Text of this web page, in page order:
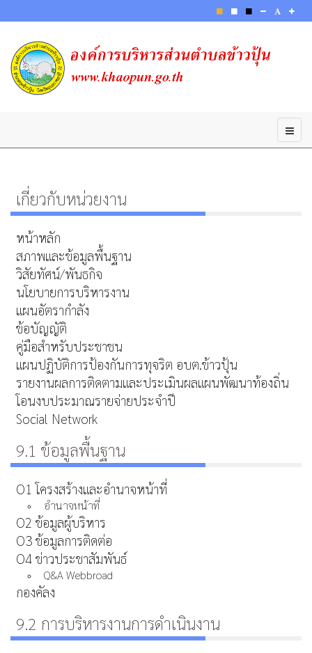
เกี่ยวกับหน่วยงาน
หน้าหลัก
สภาพและข้อมูลพื้นฐาน
วิสัยทัศน์/พันธกิจ
นโยบายการบริหารงาน
แผนอัตรากำลัง
ข้อบัญญัติ
คู่มือสำหรับประชาชน
แผนปฏิบัติการป้องกันการทุจริต อบต.ข้าวปุ้น
รายงานผลการติดตามและประเมินผลแผนพัฒนาท้องถิ่น
โอนงบประมาณรายจ่ายประจำปี
Social Network
9.1 ข้อมูลพื้นฐาน
O1 โครงสร้างและอำนาจหน้าที่
อำนาจหน้าที่
O2 ข้อมูลผู้บริหาร
O3 ข้อมูลการติดต่อ
O4 ข่าวประชาสัมพันธ์
Q&A Webbroad
กองคัลง
9.2 การบริหารงานการดำเนินงาน